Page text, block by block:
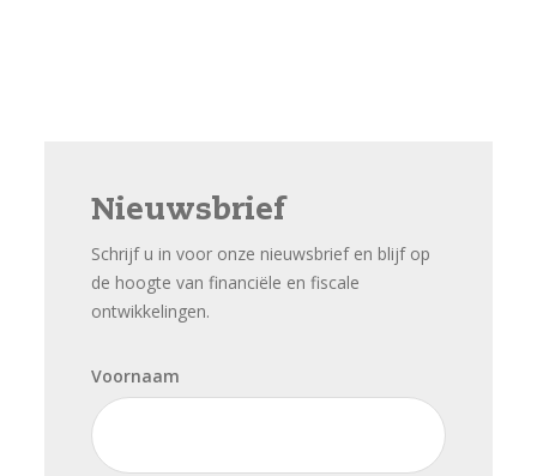
Nieuwsbrief
Schrijf u in voor onze nieuwsbrief en blijf op
de hoogte van financiële en fiscale
ontwikkelingen.
Voornaam